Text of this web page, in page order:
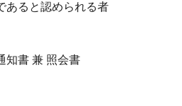
あると認められる者
知書 兼 照会書